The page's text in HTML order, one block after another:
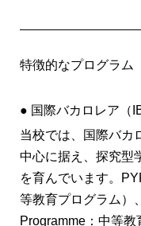
特徴的なプログラム
● 国際バカロレア（
当校では、国際バカ
中心に据え、探究型
を育んでいます。
等教育プログラム）
Programme：中等